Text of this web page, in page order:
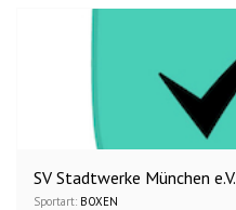
SV Stadtwerke München e.V.
Sportart: BOXEN